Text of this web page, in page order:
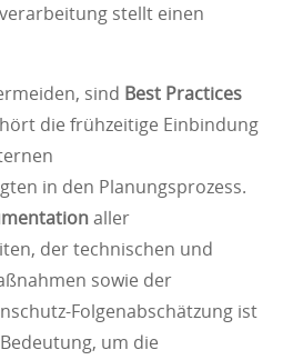
stellt einen
sind Best Practices
die frühzeitige Einbindung
in den Planungsprozess.
aller
der technischen und
sowie der
Folgenabschätzung ist
um die